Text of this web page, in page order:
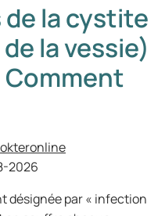
la cystite
la vessie)
Comment
2026
désignée par « infection